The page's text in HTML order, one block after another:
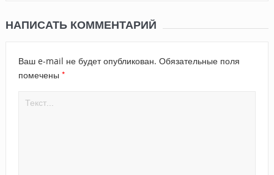
НАПИСАТЬ КОММЕНТАРИЙ
Ваш e-mail не будет опубликован. Обязательные поля
помечены *